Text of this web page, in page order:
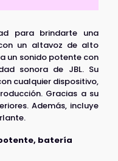
para brindarte una
un altavoz de alto
un sonido potente con
sonora de JBL. Su
cualquier dispositivo,
Gracias a su
Además, incluye
batería